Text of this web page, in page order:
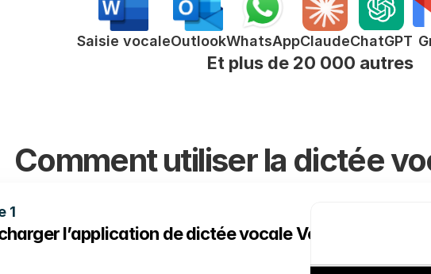
Saisie vocaleOutlookWhatsAppClaudeChatGPT
Et plus de 20 000 autres
Comment utiliser la dictée
1
l’application de dictée vocale Voicy pour Mac